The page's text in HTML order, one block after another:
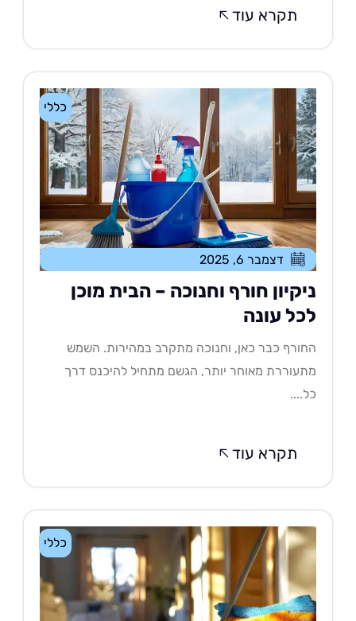
תקרא עוד
כללי
דצמבר 6, 2025
חורף וחנוכה – הבית מוכן
עונה
כבר כאן, וחנוכה מתקרב במהירות. השמש
מאוחר יותר, הגשם מתחיל להיכנס דרך
תקרא עוד
כללי